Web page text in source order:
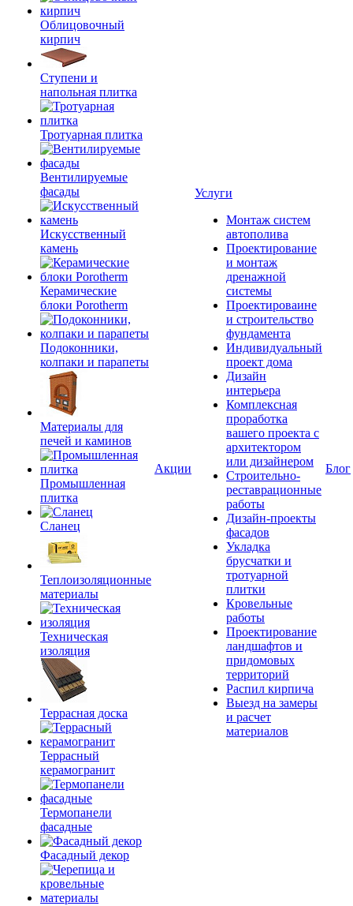
Облицовочный
кирпич
Ступени и
напольная плитка
Тротуарная плитка
Вентилируемые
фасады
Искусственный
камень
Керамические
блоки Porotherm
Подоконники,
колпаки и парапеты
Материалы для
печей и каминов
Промышленная
плитка
Сланец
Теплоизоляционные
материалы
Техническая
изоляция
Террасная доска
Террасный
керамогранит
Термопанели
фасадные
Фасадный декор
Акции
Услуги
Монтаж систем
автополива
Проектирование
и монтаж
дренажной
системы
Проектироваине
и строительство
фундамента
Индивидуальный
проект дома
Дизайн
интерьера
Комплексная
проработка
вашего проекта с
архитектором
или дизайнером
Строительно-
реставрационные
работы
Дизайн-проекты
фасадов
Укладка
брусчатки и
тротуарной
плитки
Кровельные
работы
Проектирование
ландшафтов и
придомовых
территорий
Распил кирпича
Выезд на замеры
и расчет
материалов
Блог